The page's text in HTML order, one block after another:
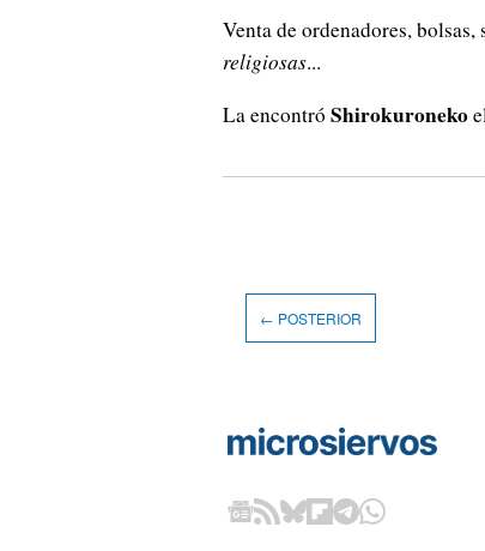
Venta de ordenadores,
religiosas...
La encontró Shirokuroneko
← POSTERIOR